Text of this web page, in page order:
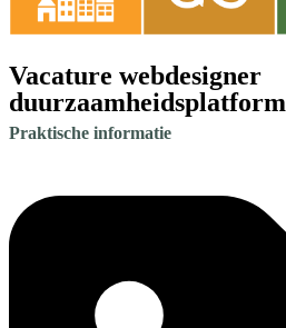
Vacature webdesigner
duurzaamheidsplatform
Praktische informatie